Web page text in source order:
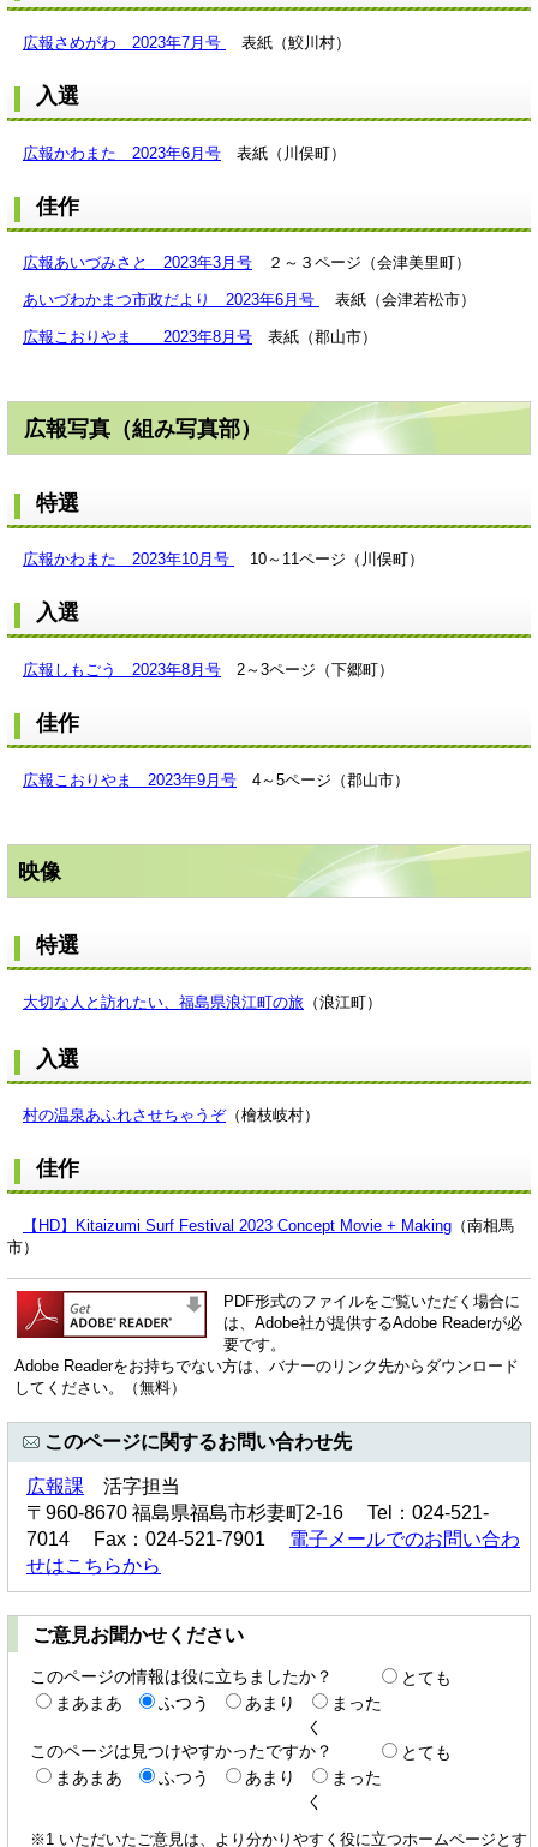
広報さめがわ 2023年7月号 表紙（鮫川村）
入選
広報かわまた 2023年6月号 表紙（川俣町）
佳作
広報あいづみさと 2023年3月号 ２～３ページ（会津美里町）
あいづわかまつ市政だより 2023年6月号 表紙（会津若松市）
広報こおりやま 2023年8月号 表紙（郡山市）
広報写真（組み写真部）
特選
広報かわまた 2023年10月号 10～11ページ（川俣町）
入選
広報しもごう 2023年8月号 2～3ページ（下郷町）
佳作
広報こおりやま 2023年9月号 4～5ページ（郡山市）
映像
特選
大切な人と訪れたい、福島県浪江町の旅 （浪江町）
入選
村の温泉あふれさせちゃうぞ（檜枝岐村）
佳作
【HD】Kitaizumi Surf Festival 2023 Concept Movie + Making （南相馬
市）
PDF形式のファイルをご覧いただく場合に
は、Adobe社が提供するAdobe Readerが必
要です。
Adobe Readerをお持ちでない方は、バナーのリンク先からダウンロード
してください。（無料）
このページに関するお問い合わせ先
広報課 活字担当
〒960-8670 福島県福島市杉妻町2-16 Tel：024-521-
7014 Fax：024-521-7901 電子メールでのお問い合わ
せはこちらから
ご意見お聞かせください
このページの情報は役に立ちましたか？
とても
まあまあ
ふつう あまり
まった
く
このページは見つけやすかったですか？
とても
まあまあ
ふつう あまり
まった
く
※1 いただいたご意見は、より分かりやすく役に立つホームページとす